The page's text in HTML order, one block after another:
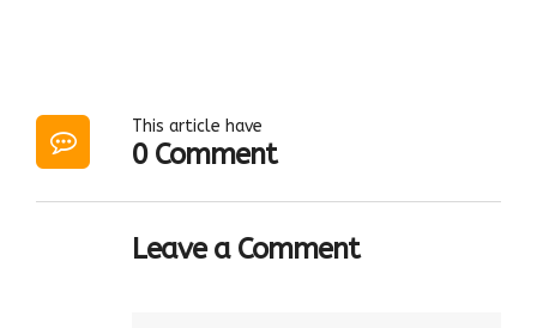
This article have
0 Comment
Leave a Comment